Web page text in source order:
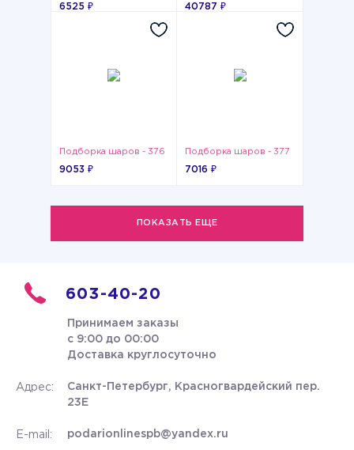
6525 ₽ 40787 ₽
Подборка шаров - 376
9053 ₽
Подборка шаров - 377
7016 ₽
ПОКАЗАТЬ ЕЩЕ
603-40-20
Принимаем заказы
с 9:00 до 00:00
Доставка круглосуточно
Адрес:
Санкт-Петербург, Красногвардейский пер.
23Е
E-mail: podarionlinespb@yandex.ru